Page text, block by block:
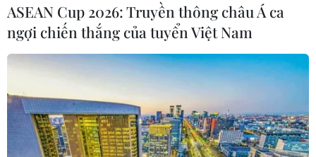
Trình diễn live RapNews tại Hội
nghị Truyền thông DMA 2014
Bản tin RapNews của VietnamPlus (Thông tấn xã Việt
Nam) đã được trình diễn trực tiếp tại lễ khai mạc Giải
thưởng Truyền thông Kỹ thuật số châu Á 2014 ở
ASEAN Cup 2026: Truyền thông châu Á ca
ngợi chiến thắng của tuyển Việt Nam